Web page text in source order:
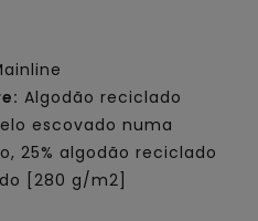
Algodão reciclado
escovado numa
25% algodão reciclado
[280 g/m2]